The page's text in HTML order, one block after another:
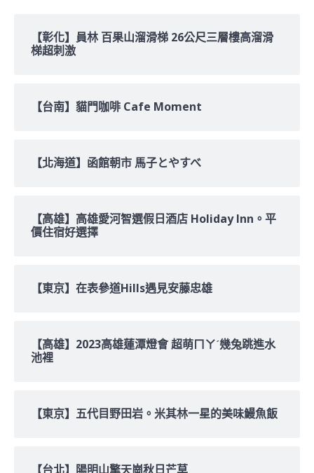
【彰化】員林 百果山溜滑梯 26公尺三層樓高溜滑
梯超刺激
【台南】貓門咖啡 Cafe Moment
【北海道】函館朝市 馬子とやすべ
【高雄】高雄愛河智選假日酒店 Holiday Inn。平
價住宿好選擇
【東京】在表參道Hills遇見安藤忠雄
【高雄】2023高雄蓮潭燈會 超萌ㄇㄚˊ幾兔跳進水
池裡
【東京】五代目野田岩。米其林一星的美味鰻魚飯
【台北】陽明山擎天崗秋日芒草